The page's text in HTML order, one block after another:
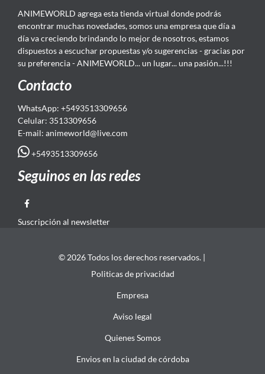
ANIMEWORLD agrega esta tienda virtual donde podrás
encontrar muchas novedades, somos una empresa que día a
día va creciendo brindando lo mejor de nosotros, estamos
dispuestos a escuchar propuestas y/o sugerencias - gracias por
su preferencia - ANIMEWORLD... un lugar... una pasión...!!!
Contacto
WhatsApp: +5493513309656
Celular: 3513309656
E-mail: animeworld@live.com
+5493513309656
Seguinos en las redes
Suscripción al newsletter
© 2026 Todos los derechos reservados. |
Politicas de privacidad
Empresa
Aviso legal
Quienes Somos
Envios en la ciudad de córdoba